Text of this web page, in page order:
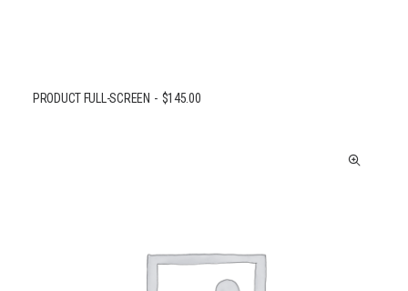
PRODUCT FULL-SCREEN $145.00